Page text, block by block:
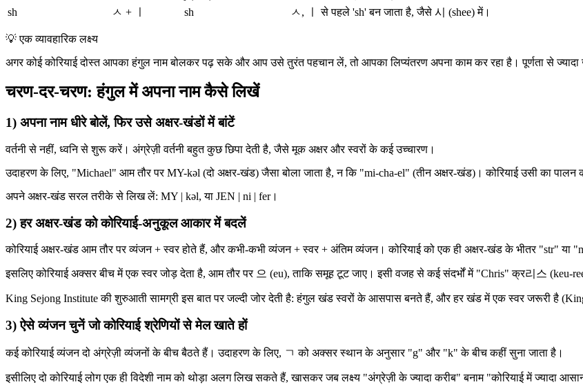
sh
ㅅ + ㅣ sh ㅅ, ㅣ से पहले 'sh' बन जाता है, जैसे 시 (shee) में।
💡 एक व्यावहारिक लक्ष्य
अगर कोई कोरियाई दोस्त आपका हंगुल नाम बोलकर पढ़ सके और आप उसे तुरंत पहचान लें, तो आपका लिप्यंतरण अपना काम कर रहा है। पूर्णता से
चरण-दर-चरण: हंगुल में अपना नाम कैसे लिखें
1) अपना नाम धीरे बोलें, फिर उसे अक्षर-खंडों में बांटें
वर्तनी से नहीं, ध्वनि से शुरू करें। अंग्रेज़ी वर्तनी बहुत कुछ छिपा देती है, जैसे मूक अक्षर और स्वरों के कई उच्चारण।
उदाहरण के लिए, "Michael" आम तौर पर MY-kəl (दो अक्षर-खंड) जैसा बोला जाता है, न कि "mi-cha-el" (तीन अक्षर-खंड)। कोरियाई उसी का
अपने अक्षर-खंड सरल तरीके से लिख लें: MY | kəl, या JEN | ni | fer।
2) हर अक्षर-खंड को कोरियाई-अनुकूल आकार में बदलें
कोरियाई अक्षर-खंड आम तौर पर व्यंजन + स्वर होते हैं, और कभी-कभी व्यंजन + स्वर + अंतिम व्यंजन। कोरियाई को एक ही अक्षर-खंड के भीतर "str" या
इसलिए कोरियाई अक्सर बीच में एक स्वर जोड़ देता है, आम तौर पर 으 (eu), ताकि समूह टूट जाए। इसी वजह से कई संदर्भों में "Chris" क्र리스 (keu-
King Sejong Institute की शुरुआती सामग्री इस बात पर जल्दी जोर देती है: हंगुल खंड स्वरों के आसपास बनते हैं, और हर खंड में एक स्वर जरूरी है
3) ऐसे व्यंजन चुनें जो कोरियाई श्रेणियों से मेल खाते हों
कई कोरियाई व्यंजन दो अंग्रेज़ी व्यंजनों के बीच बैठते हैं। उदाहरण के लिए, ㄱ को अक्सर स्थान के अनुसार "g" और "k" के बीच कहीं सुना जाता है।
इसीलिए दो कोरियाई लोग एक ही विदेशी नाम को थोड़ा अलग लिख सकते हैं, खासकर जब लक्ष्य "अंग्रेज़ी के ज्यादा करीब" बनाम "कोरियाई में ज्यादा